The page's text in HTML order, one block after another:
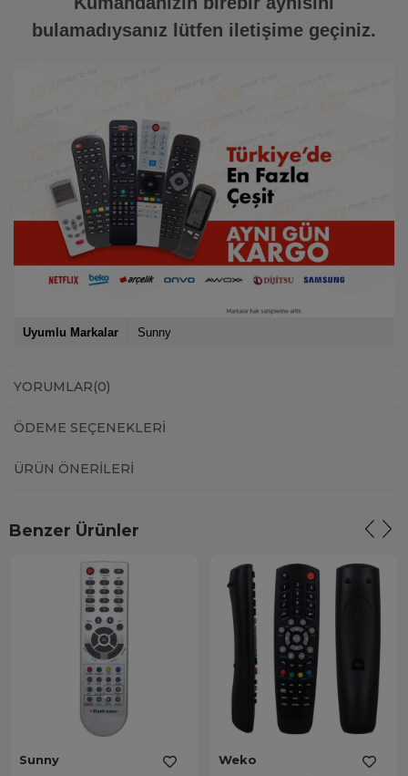
bulamadıysanız lütfen iletişime geçiniz.
Uyumlu Markalar Sunny
YORUMLAR(0)
ÖDEME SEÇENEKLERI
ÜRÜN ÖNERILERI
Benzer Ürünler
Sunny Weko